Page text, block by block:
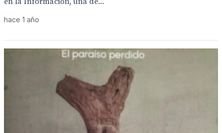
hace 1 año